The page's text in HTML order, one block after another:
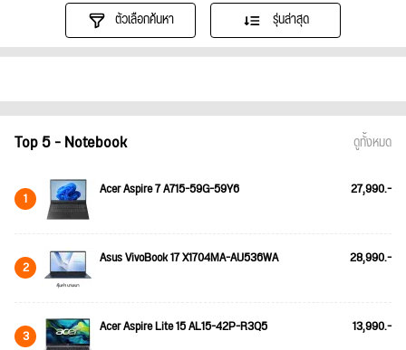
ตัวเลือกค้นหา รุ่นล่าสุด
Top 5 - Notebook ดูทั้งหมด
1 Acer Aspire 7 A715-59G-59Y6 27,990.-
2 Asus VivoBook 17 X1704MA-AU536WA 28,990.-
3 Acer Aspire Lite 15 AL15-42P-R3Q5 13,990.-